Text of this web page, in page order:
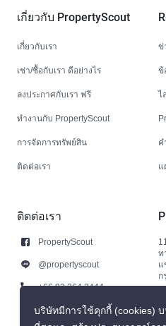
เกี่ยวกับ PropertyScout
เกี่ยวกับเรา
เช่า/ซื้อกับเรา ดีอย่างไร
ลงประกาศกับเรา ฟรี
ทำงานกับ PropertyScout
การจัดการทรัพย์สิน
ติดต่อเรา
ข่
ข้
ไ
ค
แ
ติดต่อเรา
PropertyScout
@propertyscout
+66 92 264 3444
+66 92 264 3444
ท
แ
ก
บริษัทมีการใช้คุกกี้ (cookies)